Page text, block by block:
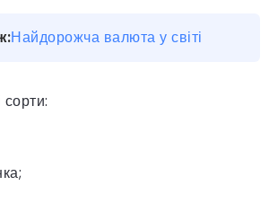
Найдорожча валюта у світі